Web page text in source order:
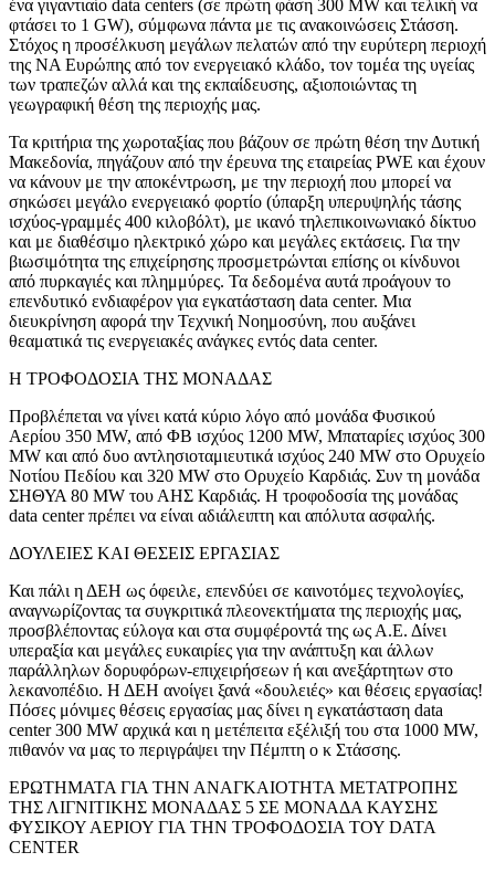
ένα γιγαντιαίο data centers (σε πρώτη φάση 300 MW και τελική να
φτάσει το 1 GW), σύμφωνα πάντα με τις ανακοινώσεις Στάσση.
Στόχος η προσέλκυση μεγάλων πελατών από την ευρύτερη περιοχή
της ΝΑ Ευρώπης από τον ενεργειακό κλάδο, τον τομέα της υγείας
των τραπεζών αλλά και της εκπαίδευσης, αξιοποιώντας τη
γεωγραφική θέση της περιοχής μας.
Τα κριτήρια της χωροταξίας που βάζουν σε πρώτη θέση την Δυτική
Μακεδονία, πηγάζουν από την έρευνα της εταιρείας PWE και έχουν
να κάνουν με την αποκέντρωση, με την περιοχή που μπορεί να
σηκώσει μεγάλο ενεργειακό φορτίο (ύπαρξη υπερυψηλής τάσης
ισχύος-γραμμές 400 κιλοβόλτ), με ικανό τηλεπικοινωνιακό δίκτυο
και με διαθέσιμο ηλεκτρικό χώρο και μεγάλες εκτάσεις. Για την
βιωσιμότητα της επιχείρησης προσμετρώνται επίσης οι κίνδυνοι
από πυρκαγιές και πλημμύρες. Τα δεδομένα αυτά προάγουν το
επενδυτικό ενδιαφέρον για εγκατάσταση data center. Μια
διευκρίνηση αφορά την Τεχνική Νοημοσύνη, που αυξάνει
θεαματικά τις ενεργειακές ανάγκες εντός data center.
H ΤΡΟΦΟΔΟΣΙΑ ΤΗΣ ΜΟΝΑΔΑΣ
Προβλέπεται να γίνει κατά κύριο λόγο από μονάδα Φυσικού
Αερίου 350 MW, από ΦΒ ισχύος 1200 MW, Μπαταρίες ισχύος 300
MW και από δυο αντλησιοταμιευτικά ισχύος 240 MW στο Ορυχείο
Νοτίου Πεδίου και 320 MW στο Ορυχείο Καρδιάς. Συν τη μονάδα
ΣΗΘΥΑ 80 MW του ΑΗΣ Καρδιάς. Η τροφοδοσία της μονάδας
data center πρέπει να είναι αδιάλειπτη και απόλυτα ασφαλής.
ΔΟΥΛΕΙΕΣ ΚΑΙ ΘΕΣΕΙΣ ΕΡΓΑΣΙΑΣ
Και πάλι η ΔΕΗ ως όφειλε, επενδύει σε καινοτόμες τεχνολογίες,
αναγνωρίζοντας τα συγκριτικά πλεονεκτήματα της περιοχής μας,
προσβλέποντας εύλογα και στα συμφέροντά της ως Α.Ε. Δίνει
υπεραξία και μεγάλες ευκαιρίες για την ανάπτυξη και άλλων
παράλληλων δορυφόρων-επιχειρήσεων ή και ανεξάρτητων στο
λεκανοπέδιο. Η ΔΕΗ ανοίγει ξανά «δουλειές» και θέσεις εργασίας!
Πόσες μόνιμες θέσεις εργασίας μας δίνει η εγκατάσταση data
center 300 ΜW αρχικά και η μετέπειτα εξέλιξή του στα 1000 MW,
πιθανόν να μας το περιγράψει την Πέμπτη ο κ Στάσσης.
ΕΡΩΤΗΜΑΤΑ ΓΙΑ ΤΗΝ ΑΝΑΓΚΑΙΟΤΗΤΑ ΜΕΤΑΤΡΟΠΗΣ
ΤΗΣ ΛΙΓΝΙΤΙΚΗΣ ΜΟΝΑΔΑΣ 5 ΣΕ ΜΟΝΑΔΑ ΚΑΥΣΗΣ
ΦΥΣΙΚΟΥ ΑΕΡΙΟΥ ΓΙΑ ΤΗΝ ΤΡΟΦΟΔΟΣΙΑ ΤΟΥ DATA
CENTER